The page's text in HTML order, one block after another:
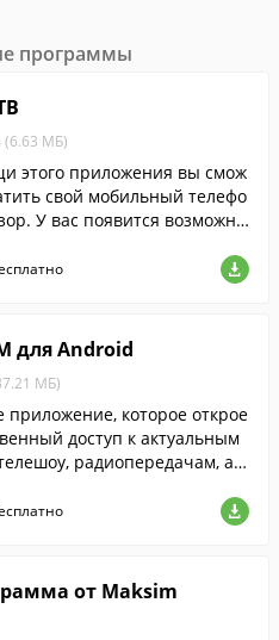
программы
(6.63 МБ)
этого приложения вы смож
свой мобильный телефо
У вас появится возможно
и азербайджанских ка
для Android
МБ)
приложение, которое открое
доступ к актуальным
радиопередачам, а т
или планшета.
от Maksim